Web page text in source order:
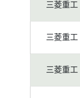
三菱重工
三菱重工
三菱重工